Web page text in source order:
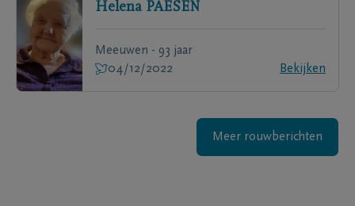
Helena PAESEN
Meeuwen - 93 jaar
04/12/2022
Bekijken
Meer rouwberichten